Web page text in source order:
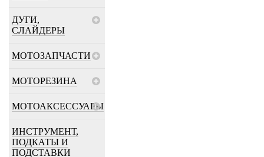
ДУГИ,
СЛАЙДЕРЫ
МОТОЗАПЧАСТИ
МОТОРЕЗИНА
МОТОАКСЕССУАРЫ
ИНСТРУМЕНТ,
ПОДКАТЫ И
ПОДСТАВКИ